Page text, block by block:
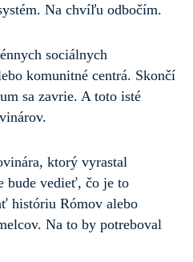
Na chvíľu odbočím.
sociálnych
komunitné centrá. Skončí
sa zavrie. A toto isté
ktorý vyrastal
bude vedieť, čo je to
históriu Rómov alebo
Na to by potreboval